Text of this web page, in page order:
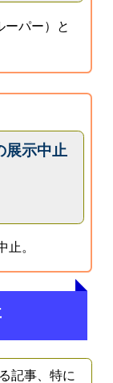
パー）と
展示中止
。
記事、特に